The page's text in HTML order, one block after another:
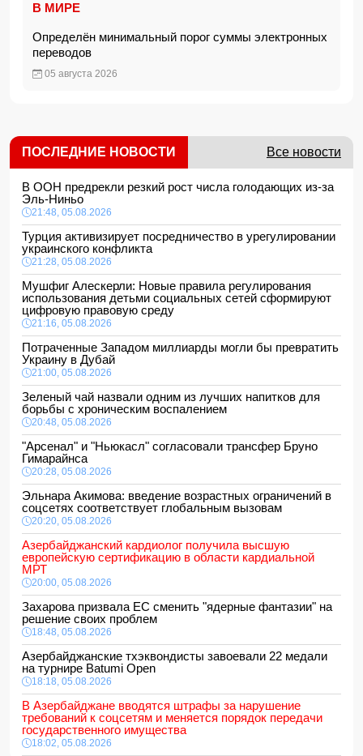
В МИРЕ
Определён минимальный порог суммы электронных
переводов
05 августа 2026
ПОСЛЕДНИЕ НОВОСТИ Все новости
В ООН предрекли резкий рост числа голодающих из-за
Эль-Ниньо
21:48, 05.08.2026
Турция активизирует посредничество в урегулировании
украинского конфликта
21:28, 05.08.2026
Мушфиг Алескерли: Новые правила регулирования
использования детьми социальных сетей сформируют
цифровую правовую среду
21:16, 05.08.2026
Потраченные Западом миллиарды могли бы превратить
Украину в Дубай
21:00, 05.08.2026
Зеленый чай назвали одним из лучших напитков для
борьбы с хроническим воспалением
20:48, 05.08.2026
"Арсенал" и "Ньюкасл" согласовали трансфер Бруно
Гимарайнса
20:28, 05.08.2026
Эльнара Акимова: введение возрастных ограничений в
соцсетях соответствует глобальным вызовам
20:20, 05.08.2026
Азербайджанский кардиолог получила высшую
европейскую сертификацию в области кардиальной
МРТ
20:00, 05.08.2026
Захарова призвала ЕС сменить "ядерные фантазии" на
решение своих проблем
18:48, 05.08.2026
Азербайджанские тхэквондисты завоевали 22 медали
на турнире Batumi Open
18:18, 05.08.2026
В Азербайджане вводятся штрафы за нарушение
требований к соцсетям и меняется порядок передачи
государственного имущества
18:02, 05.08.2026